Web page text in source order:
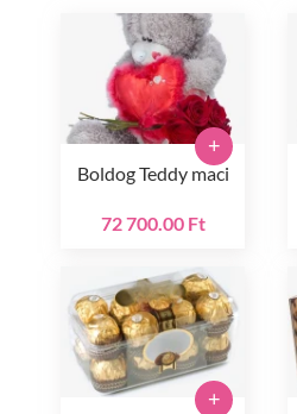
Boldog Teddy maci
72 700.00 Ft
+
+